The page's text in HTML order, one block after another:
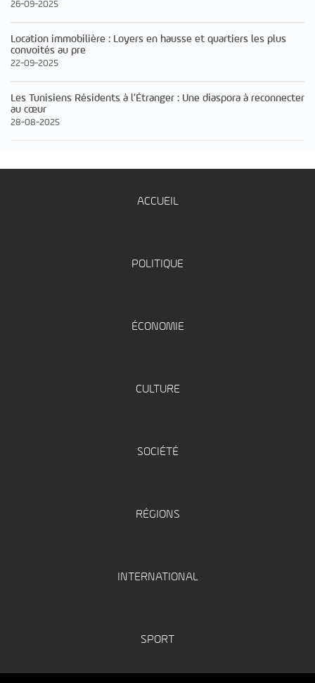
26-09-2025
Location immobilière : Loyers en hausse et quartiers les plus
convoités au pre
22-09-2025
Les Tunisiens Résidents à l’Étranger : Une diaspora à reconnecter
au cœur
28-08-2025
ACCUEIL
POLITIQUE
ÉCONOMIE
CULTURE
SOCIÉTÉ
RÉGIONS
INTERNATIONAL
SPORT